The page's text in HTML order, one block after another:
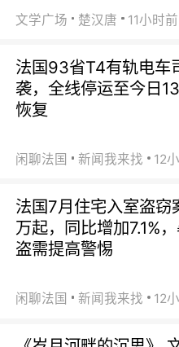
文学广场 楚汉唐 11小时前
法国93省T4有轨电车
袭，全线停运至今日
恢复
闲聊法国 新闻我来找 12
法国7月住宅入室盗窃
万起，同比增加7.1%
盗需提高警惕
闲聊法国 新闻我来找 12